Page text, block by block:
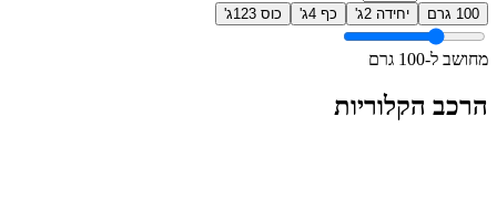
100 גרם יחידה 2ג' כף 4ג' כוס 123ג'
מחושב ל-100 גרם
הרכב הקלוריות